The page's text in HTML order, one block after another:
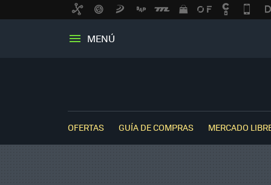
MENÚ
OFERTAS GUÍA DE COMPRAS MERCADO